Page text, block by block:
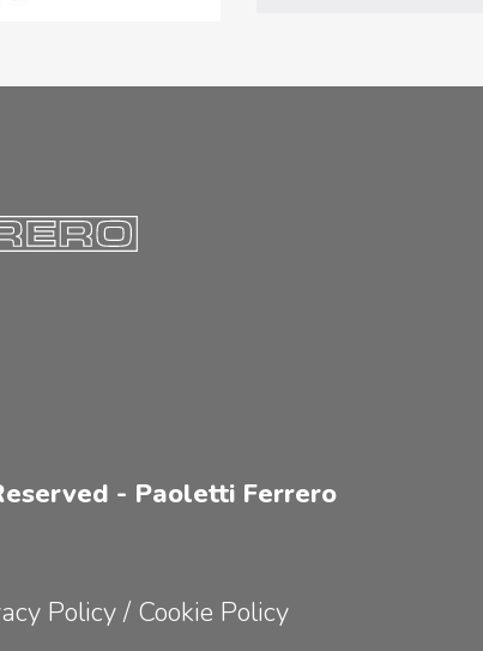
- Paoletti Ferrero
Policy/ Cookie Policy